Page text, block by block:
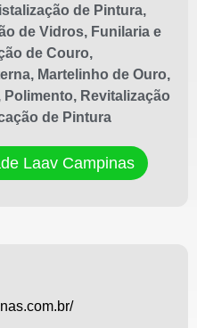
de Pintura,
de Vidros, Funilaria e
de Couro,
, Martelinho de Ouro,
Polimento, Revitalização
de Pintura
Laav Campinas